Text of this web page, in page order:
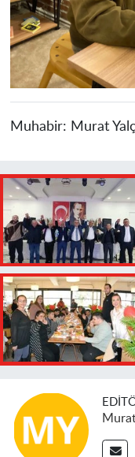
Muhabir: Murat